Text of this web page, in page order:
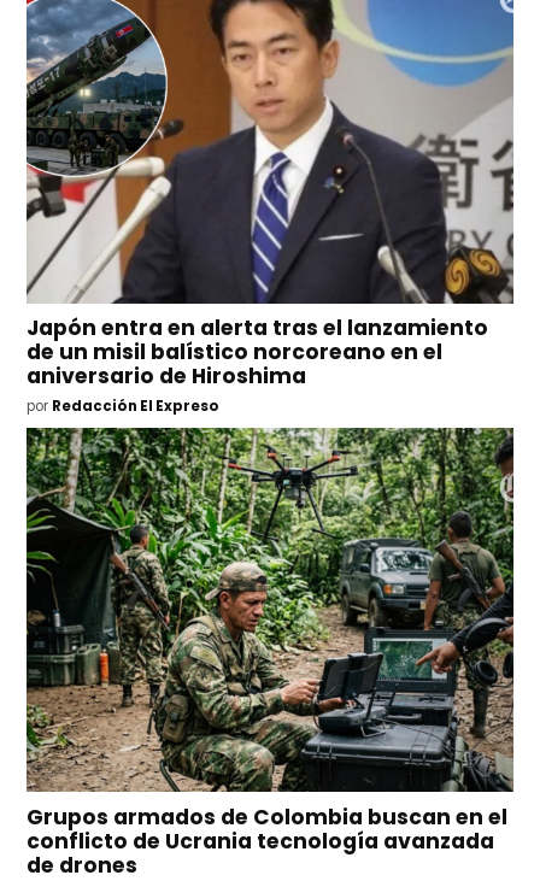
Japón entra en alerta tras el lanzamiento
de un misil balístico norcoreano en el
aniversario de Hiroshima
por Redacción El Expreso
Grupos armados de Colombia buscan en el
conflicto de Ucrania tecnología avanzada
de drones